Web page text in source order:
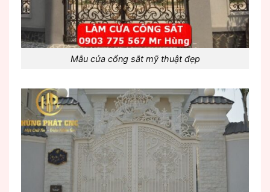
Mẫu cửa cổng sắt mỹ thuật đẹp